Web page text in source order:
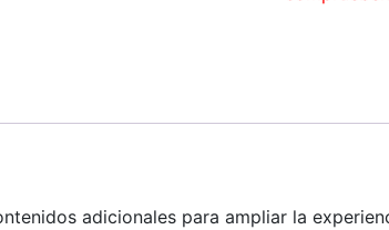
adicionales para ampliar la